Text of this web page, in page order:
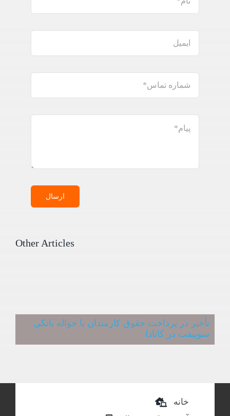
ارسال
Other Articles
تأخیر در پرداخت حقوق کارمندان با حواله بانکی
سوییفت در کانادا
خانه